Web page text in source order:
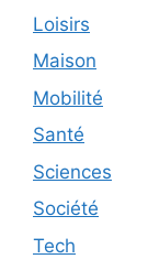
Loisirs
Maison
Mobilité
Santé
Sciences
Société
Tech